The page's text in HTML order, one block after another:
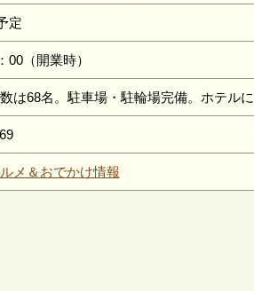
定
00（開業時）
は68名。駐車場・駐輪場完備。ホテル
メ＆おでかけ情報